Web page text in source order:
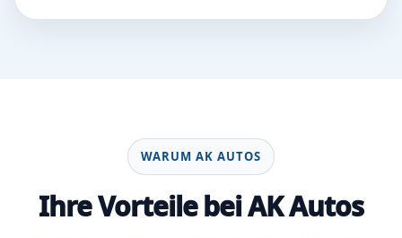
WARUM AK AUTOS
Ihre Vorteile bei AK Autos